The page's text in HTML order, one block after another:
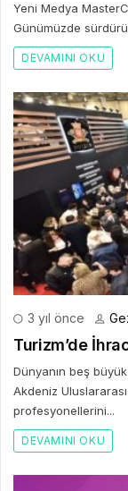
Yeni Medya
Günümüzde
DEVAMINI OKU
3 yıl önce
Turizm’de
Dünyanın beş
Akdeniz
profesyonellerini...
DEVAMINI OKU